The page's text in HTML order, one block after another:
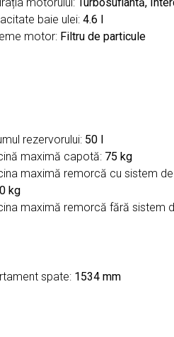
baie ulei:4.6 l
motor: Filtru de particule
rezervorului: 50 l
maximă capotă: 75 kg
maximă remorcă cu sistem
kg
maximă remorcă fără sistem
spate: 1534 mm